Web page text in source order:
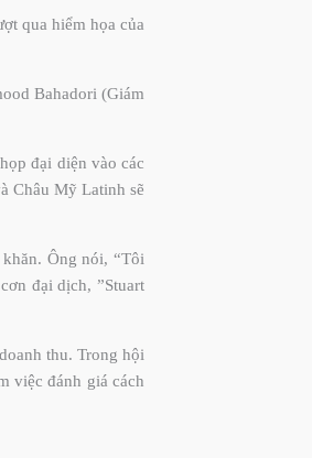
qua hiểm họa của
Bahadori (Giám
đại diện vào các
Châu Mỹ Latinh sẽ
Ông nói, “Tôi
đại dịch, ”Stuart
thu. Trong hội
việc đánh giá cách